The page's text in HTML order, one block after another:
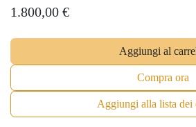
1.800,00 €
Aggiungi al
Compra ora
Aggiungi alla lista dei